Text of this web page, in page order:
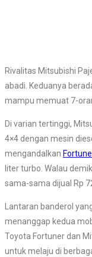
Rivalitas Mitsubishi
abadi. Keduanya
mampu memuat 7-
Di varian tertinggi,
4×4 dengan mesin
mengandalkan
liter turbo. Walau
sama-sama dijual Rp
Lantaran banderol
menanggap kedua
Toyota Fortuner dan
untuk melaju di